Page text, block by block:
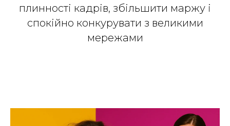
плинності кадрів, збільшити маржу і
спокійно конкурувати з великими
мережами